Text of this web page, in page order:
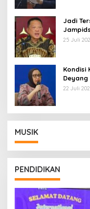
Jadi
25 Juli
Kondisi
Deyang
22 Juli
MUSIK
PENDIDIKAN